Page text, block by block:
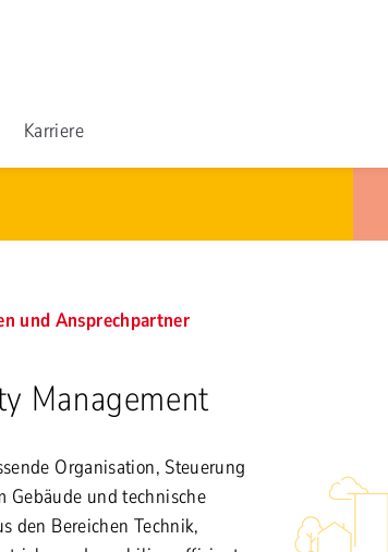
Karriere
und Ansprechpartner
Management
Organisation, Steuerung
Gebäude und technische
den Bereichen Technik,